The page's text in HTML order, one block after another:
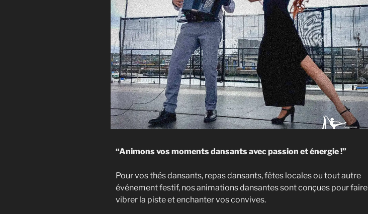
“Animons vos moments dansants avec passion et énergie !”
Pour vos thés dansants, repas dansants, fêtes locales ou tout autre
événement festif, nos animations dansantes sont conçues pour faire
vibrer la piste et enchanter vos convives.